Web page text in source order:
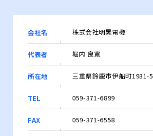
会社名 株式会社明晃電機
代表者 堀内 良寛
所在地 三重県鈴鹿市伊船町1931-5
TEL 059-371-6899
FAX 059-371-6558